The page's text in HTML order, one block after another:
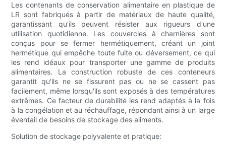
Les contenants de conservation alimentaire en plastique de
LR sont fabriqués à partir de matériaux de haute qualité,
garantissant qu'ils peuvent résister aux rigueurs d'une
utilisation quotidienne. Les couvercles à charnières sont
conçus pour se fermer hermétiquement, créant un joint
hermétique qui empêche toute fuite ou déversement, ce qui
les rend idéaux pour transporter une gamme de produits
alimentaires. La construction robuste de ces conteneurs
garantit qu'ils ne se fissurent pas ou ne se cassent pas
facilement, même lorsqu'ils sont exposés à des températures
extrêmes. Ce facteur de durabilité les rend adaptés à la fois
à la congélation et au réchauffage, répondant ainsi à un large
éventail de besoins de stockage des aliments.
Solution de stockage polyvalente et pratique: